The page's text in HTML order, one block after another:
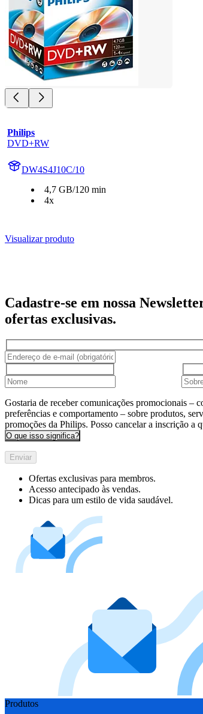
Philips
DVD+RW
DW4S4J10C/10
4,7 GB/120 min
4x
Visualizar produto
Cadastre-se em nossa
ofertas exclusivas.
Gostaria de receber comunicações promocionais –
preferências e comportamento – sobre produtos,
promoções da Philips. Posso cancelar a inscrição a
O que isso significa?
Enviar
Ofertas exclusivas para membros.
Acesso antecipado às vendas.
Dicas para um estilo de vida saudável.
Produtos